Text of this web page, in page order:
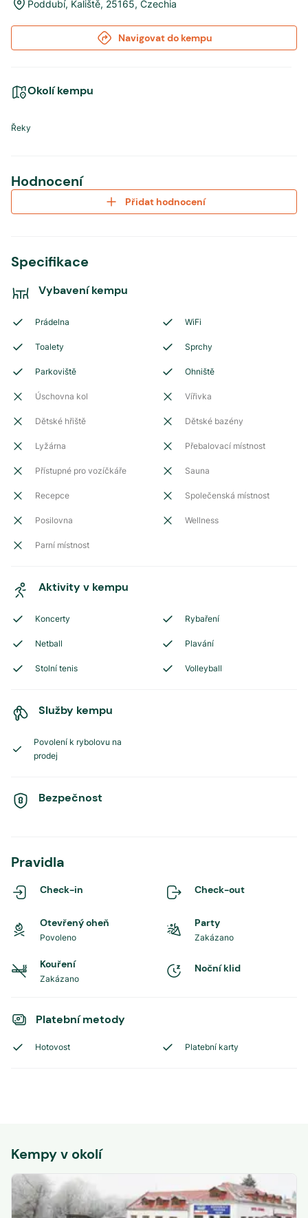
Poddubí, Kaliště, 25165, Czechia
Navigovat do kempu
Okolí kempu
Řeky
Hodnocení
Přidat hodnocení
Specifikace
Vybavení kempu
Prádelna WiFi
Toalety Sprchy
Parkoviště Ohniště
Úschovna kol Vířivka
Dětské hřiště Dětské bazény
Lyžárna Přebalovací místnost
Přístupné pro vozíčkáře Sauna
Recepce Společenská místnost
Posilovna Wellness
Parní místnost
Aktivity v kempu
Koncerty Rybaření
Netball Plavání
Stolní tenis Volleyball
Služby kempu
Povolení k rybolovu na
prodej
Bezpečnost
Pravidla
Check-in Check-out
Otevřený oheň
Povoleno
Party
Zakázano
Kouření
Zakázano
Noční klid
Platební metody
Hotovost Platební karty
Kempy v okolí